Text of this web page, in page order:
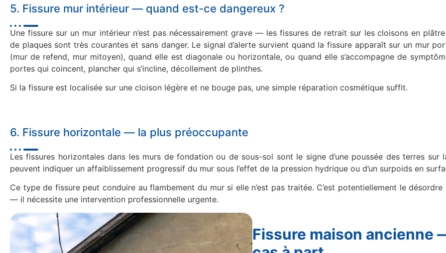
5. Fissure mur intérieur — quand est-ce dangereux ?
Une fissure sur un mur intérieur n’est pas nécessairement grave — les fissures de retrait sur les cloisons en
de plaques sont très courantes et sans danger. Le signal d’alerte survient quand la fissure apparaît sur un mur
(mur de refend, mur mitoyen), quand elle est diagonale ou horizontale, ou quand elle s’accompagne de
portes qui coincent, plancher qui s’incline, décollement de plinthes.
Si la fissure est localisée sur une cloison légère et ne bouge pas, une simple réparation cosmétique suffit.
6. Fissure horizontale — la plus préoccupante
Les fissures horizontales dans les murs de fondation ou de sous-sol sont le signe d’une poussée des terres sur
peuvent indiquer un affaiblissement progressif du mur sous l’effet de la pression hydrique ou d’un surpoids en
Ce type de fissure peut conduire au flambement du mur si elle n’est pas traitée. C’est potentiellement le
— il nécessite une intervention professionnelle urgente.
Fissure maison ancienne